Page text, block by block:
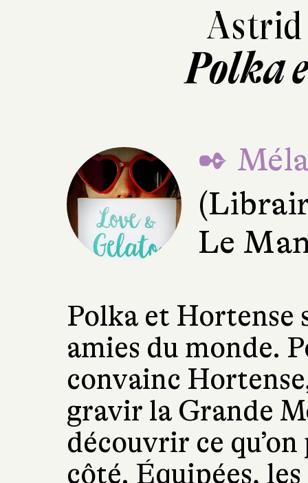
Astrid
Polka
✒
Le
Polka et Hortense
amies du monde.
convainc
gravir la Grande
découvrir ce
côté. Équipées,